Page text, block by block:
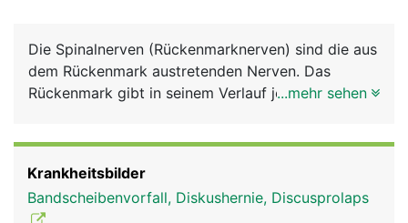
News
Rubriken
Die Spinalnerven (Rückenmarknerven) sind die aus
dem Rückenmark austretenden Nerven. Das
Rückenmark gibt in seinem Verlauf jeweils auf der
Es gibt demnach auf jeder Seite 8 Halsnerven, 12
Brustnerven, 5 Lendennerven und 1 Steissbeinnerv.
...mehr sehen
Krankheitsbilder
Bandscheibenvorfall, Diskushernie, Discusprolaps